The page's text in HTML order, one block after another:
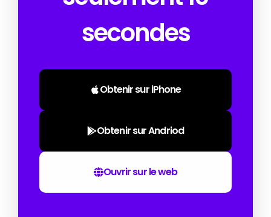
secondes
Obtenir sur iPhone
Obtenir sur Andriod
Ouvrir sur le web